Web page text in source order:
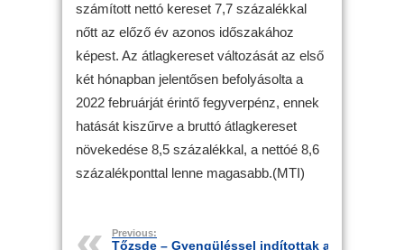
számított nettó kereset 7,7 százalékkal
nőtt az előző év azonos időszakához
képest. Az átlagkereset változását az első
két hónapban jelentősen befolyásolta a
2022 februárját érintő fegyverpénz, ennek
hatását kiszűrve a bruttó átlagkereset
növekedése 8,5 százalékkal, a nettóé 8,6
százalékponttal lenne magasabb.(MTI)
Previous:
Tőzsde – Gyengüléssel indítottak a